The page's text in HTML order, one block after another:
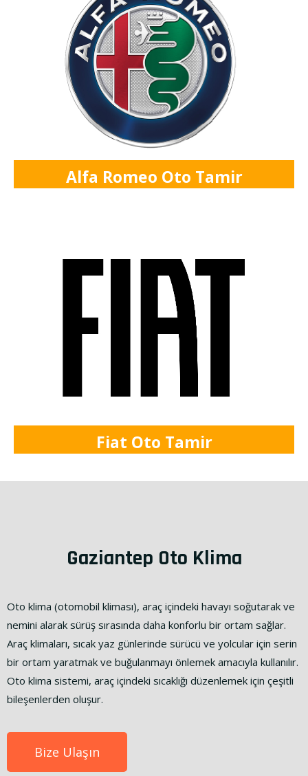
Alfa Romeo Oto Tamir
Fiat Oto Tamir
Gaziantep Oto Klima
Oto klima (otomobil kliması), araç içindeki havayı soğutarak ve
nemini alarak sürüş sırasında daha konforlu bir ortam sağlar.
Araç klimaları, sıcak yaz günlerinde sürücü ve yolcular için serin
bir ortam yaratmak ve buğulanmayı önlemek amacıyla kullanılır.
Oto klima sistemi, araç içindeki sıcaklığı düzenlemek için çeşitli
bileşenlerden oluşur.
Bize Ulaşın